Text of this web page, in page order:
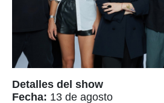
Detalles del show
Fecha: 13 de agosto